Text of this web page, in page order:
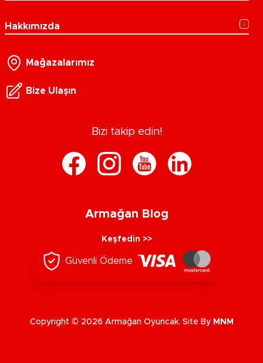
Hakkımızda
Mağazalarımız
Bize Ulaşın
Bizi takip edin!
Armağan Blog
Keşfedin >>
Güvenli Ödeme
Copyright © 2026 Armağan Oyuncak. Site By MNM